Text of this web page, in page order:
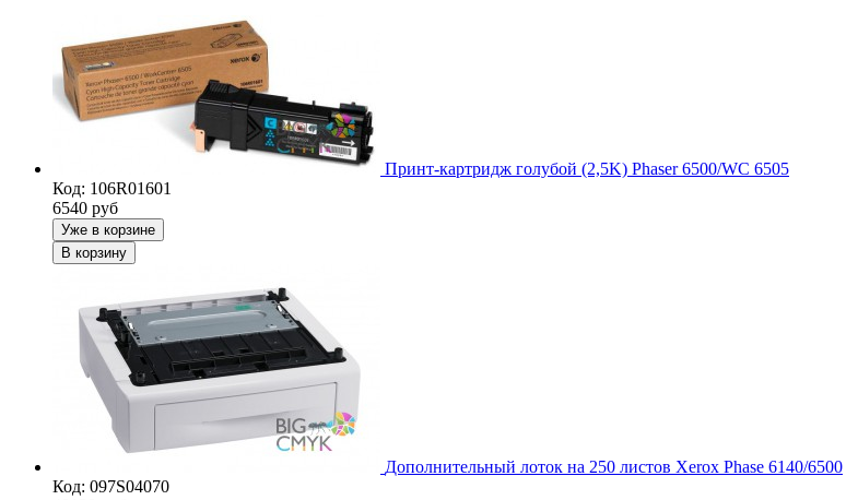
Принт-картридж голубой (2,5K) Phaser 6500/WC 6505
Код: 106R01601
6540 руб
Уже в корзине
В корзину
Дополнительный лоток на 250 листов Xerox Phase 6140/6500
Код: 097S04070